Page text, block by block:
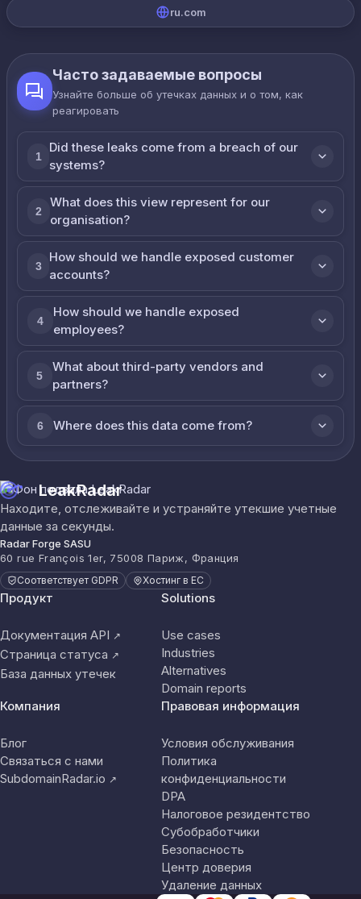
ru.com
Часто задаваемые вопросы
Узнайте больше об утечках данных и о том, как
реагировать
1
Did these leaks come from a breach of our
systems?
2
What does this view represent for our
organisation?
3
How should we handle exposed customer
accounts?
4
How should we handle exposed
employees?
5
What about third-party vendors and
partners?
6 Where does this data come from?
LeakRadar
Находите, отслеживайте и устраняйте утекшие учетные
данные за секунды.
Radar Forge SASU
60 rue François 1er, 75008 Париж, Франция
Соответствует GDPR Хостинг в ЕС
Продукт
Документация API ↗
Страница статуса ↗
База данных утечек
Solutions
Use cases
Industries
Alternatives
Domain reports
Компания
Блог
Связаться с нами
SubdomainRadar.io ↗
Правовая информация
Условия обслуживания
Политика
конфиденциальности
DPA
Налоговое резидентство
Субобработчики
Безопасность
Центр доверия
Удаление данных